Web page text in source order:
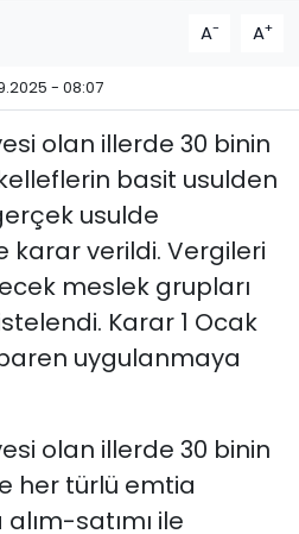
A- A+
- 08:07
olan illerde 30 binin
basit usulden
usulde
karar verildi. Vergileri
meslek grupları
Karar 1 Ocak
uygulanmaya
olan illerde 30 binin
her türlü emtia
satımı ile